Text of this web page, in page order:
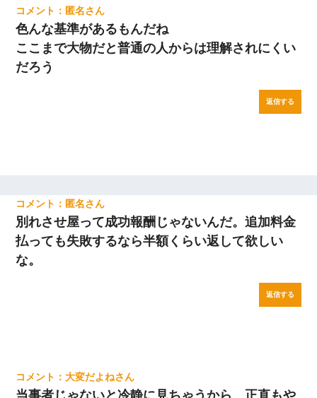
匿名
色んな基準があるもんだね
ここまで大物だと普通の人からは理解されにくい
だろう
返信する
匿名
別れさせ屋って成功報酬じゃないんだ。追加料金
払っても失敗するなら半額くらい返して欲しい
な。
返信する
大変だよね
当事者じゃないと冷静に見ちゃうから、正直もや